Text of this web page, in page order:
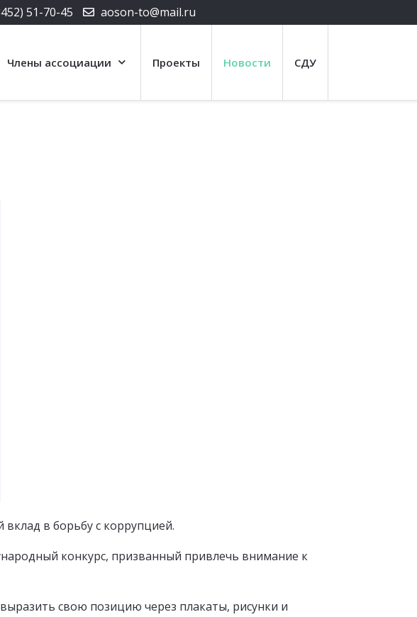
51-70-45 aoson-to@mail.ru
Члены ассоциации Проекты Новости СДУ
в борьбу с коррупцией.
конкурс, призванный привлечь внимание к
свою позицию через плакаты, рисунки и